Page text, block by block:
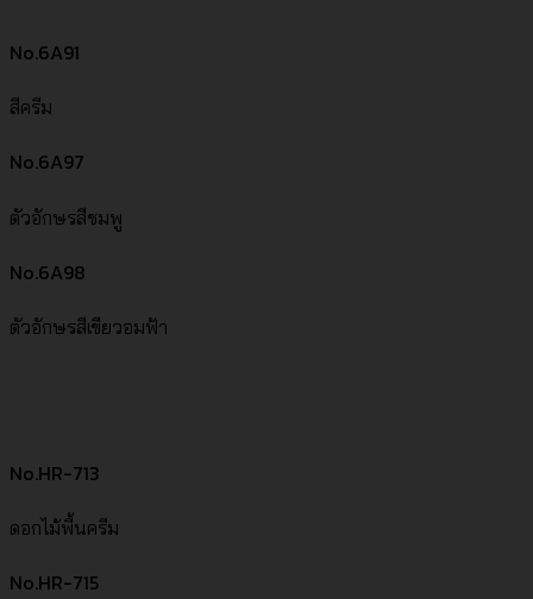
No.6A91
สีครีม
No.6A97
ตัวอักษรสีชมพู
No.6A98
ตัวอักษรสีเขียวอมฟ้า
No.HR-713
ดอกไม้พื้นครีม
No.HR-715